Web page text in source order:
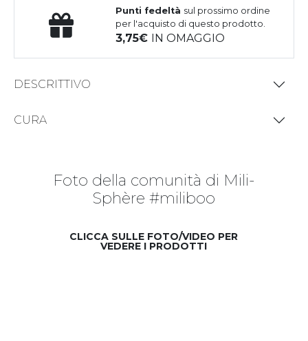
Punti fedeltà sul prossimo ordine
per l'acquisto di questo prodotto.
3,75 IN OMAGGIO
DESCRITTIVO
CURA
Foto della comunità di Mili-
Sphère #miliboo
CLICCA SULLE FOTO/VIDEO PER
VEDERE I PRODOTTI